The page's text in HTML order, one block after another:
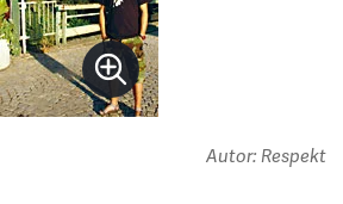
Autor: Respekt